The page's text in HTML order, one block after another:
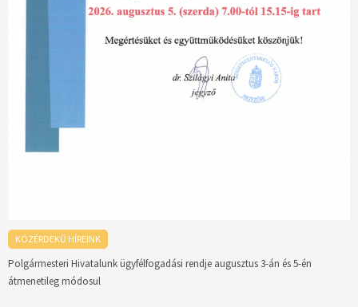
KÖZÉRDEKŰ HÍREINK
Polgármesteri Hivatalunk ügyfélfogadási rendje augusztus 3-án és 5-én
átmenetileg módosul